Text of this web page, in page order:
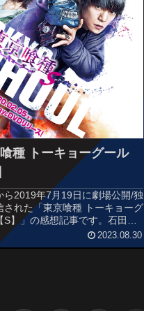
種 トーキョーグール
ら2019年7月19日に劇場公開/独
された「東京喰種 トーキョーグ
S】」の感想記事です。石田ス
る大人気漫画を原作にした実写
された「東京喰種トーキョーグ
2023.08.30